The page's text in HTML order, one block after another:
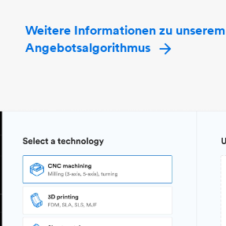
Weitere Informationen zu unserem
Angebotsalgorithmus